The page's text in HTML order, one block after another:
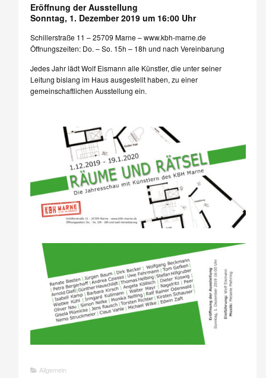
Eröffnung der Ausstellung
Sonntag, 1. Dezember 2019 um 16:00 Uhr
Schillerstraße 11 – 25709 Marne – www.kbh-marne.de
Öffnungszeiten: Do. – So. 15h – 18h und nach Vereinbarung
Jedes Jahr lädt Wolf Eismann alle Künstler, die unter seiner
Leitung bislang im Haus ausgestellt haben, zu einer
gemeinschaftlichen Ausstellung ein.
Allgemein